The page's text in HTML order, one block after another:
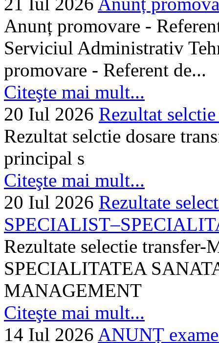
Anunț promovare -
Serviciul Administrativ
promovare - Referent de...
Citeşte mai mult...
20 Iul 2026 Rezultat
Rezultat selctie dosare
principal s
Citeşte mai mult...
20 Iul 2026 Rezultate
Rezultate selectie
SPECIALITATEA
MANAGEMENT
Citeşte mai mult...
14 Iul 2026 ANUNȚ